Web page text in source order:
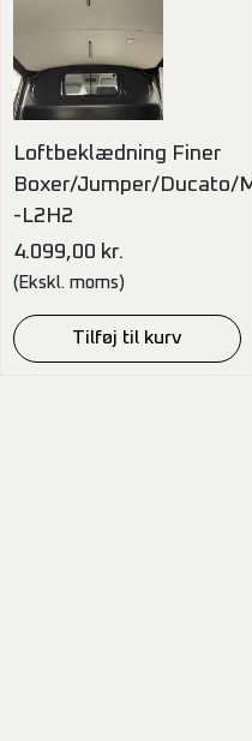
Loftbeklædning Finer
Boxer/Jumper/Ducato/
-L2H2
4.099,00 kr.
(Ekskl. moms)
Tilføj til kurv